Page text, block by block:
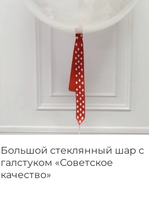
Большой стеклянный шар с
галстуком «Советское
качество»